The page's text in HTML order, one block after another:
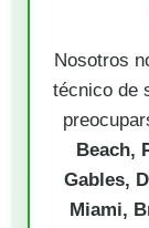
Nosotros
técnico de
Beach,
Gables,
Miami,